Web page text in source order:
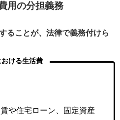
用の分担義務
ることが、法律で義務付けら
おける生活費
や住宅ローン、固定資産